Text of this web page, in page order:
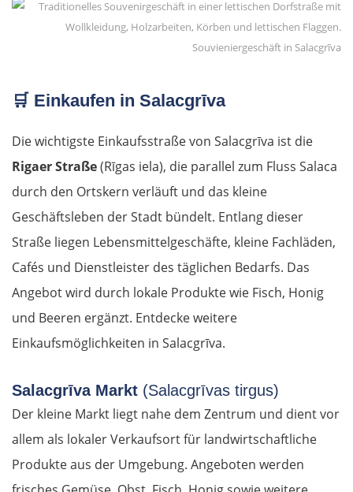
Souvieniergeschäft in Salacgrīva
🛒 Einkaufen in Salacgrīva
Die wichtigste Einkaufsstraße von Salacgrīva ist die
Rigaer Straße(Rīgas iela), die parallel zum Fluss Salaca
durch den Ortskern verläuft und das kleine
Geschäftsleben der Stadt bündelt. Entlang dieser
Straße liegen Lebensmittelgeschäfte, kleine Fachläden,
Cafés und Dienstleister des täglichen Bedarfs. Das
Angebot wird durch lokale Produkte wie Fisch, Honig
und Beeren ergänzt. Entdecke weitere
Einkaufsmöglichkeiten in Salacgrīva.
Salacgrīva Markt (Salacgrīvas tirgus)
Der kleine Markt liegt nahe dem Zentrum und dient vor
allem als lokaler Verkaufsort für landwirtschaftliche
Produkte aus der Umgebung. Angeboten werden